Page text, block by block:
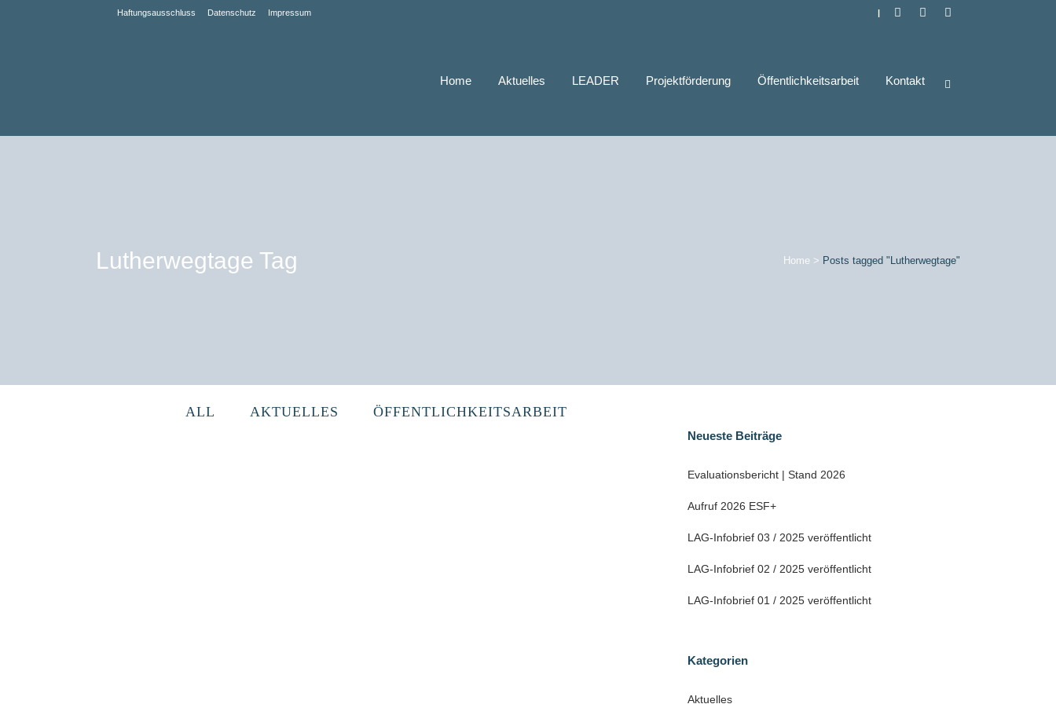
Haftungsausschluss Datenschutz Impressum |
Home Aktuelles LEADER Projektförderung Öffentlichkeitsarbeit Kontakt
Lutherwegtage Tag Home > Posts tagged "Lutherwegtage"
ALL AKTUELLES ÖFFENTLICHKEITSARBEIT
Neueste Beiträge
Evaluationsbericht | Stand 2026
Aufruf 2026 ESF+
LAG-Infobrief 03 / 2025 veröffentlicht
LAG-Infobrief 02 / 2025 veröffentlicht
LAG-Infobrief 01 / 2025 veröffentlicht
Kategorien
Aktuelles